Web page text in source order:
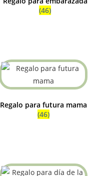
(46)
Regalo para futura mama
(46)